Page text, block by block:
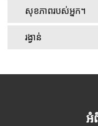
សុខភាពរបស់អ្នក។
រង្វាន់
អំ